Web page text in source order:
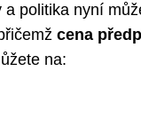
a politika nyní
cena
na: